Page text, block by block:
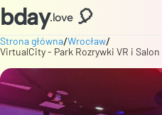
bday.love 🎈
Strona główna/Wrocław/
VirtualCity - Park Rozrywki VR i